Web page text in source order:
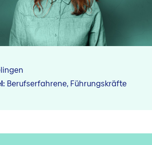
Berufserfahrene, Führungskräfte